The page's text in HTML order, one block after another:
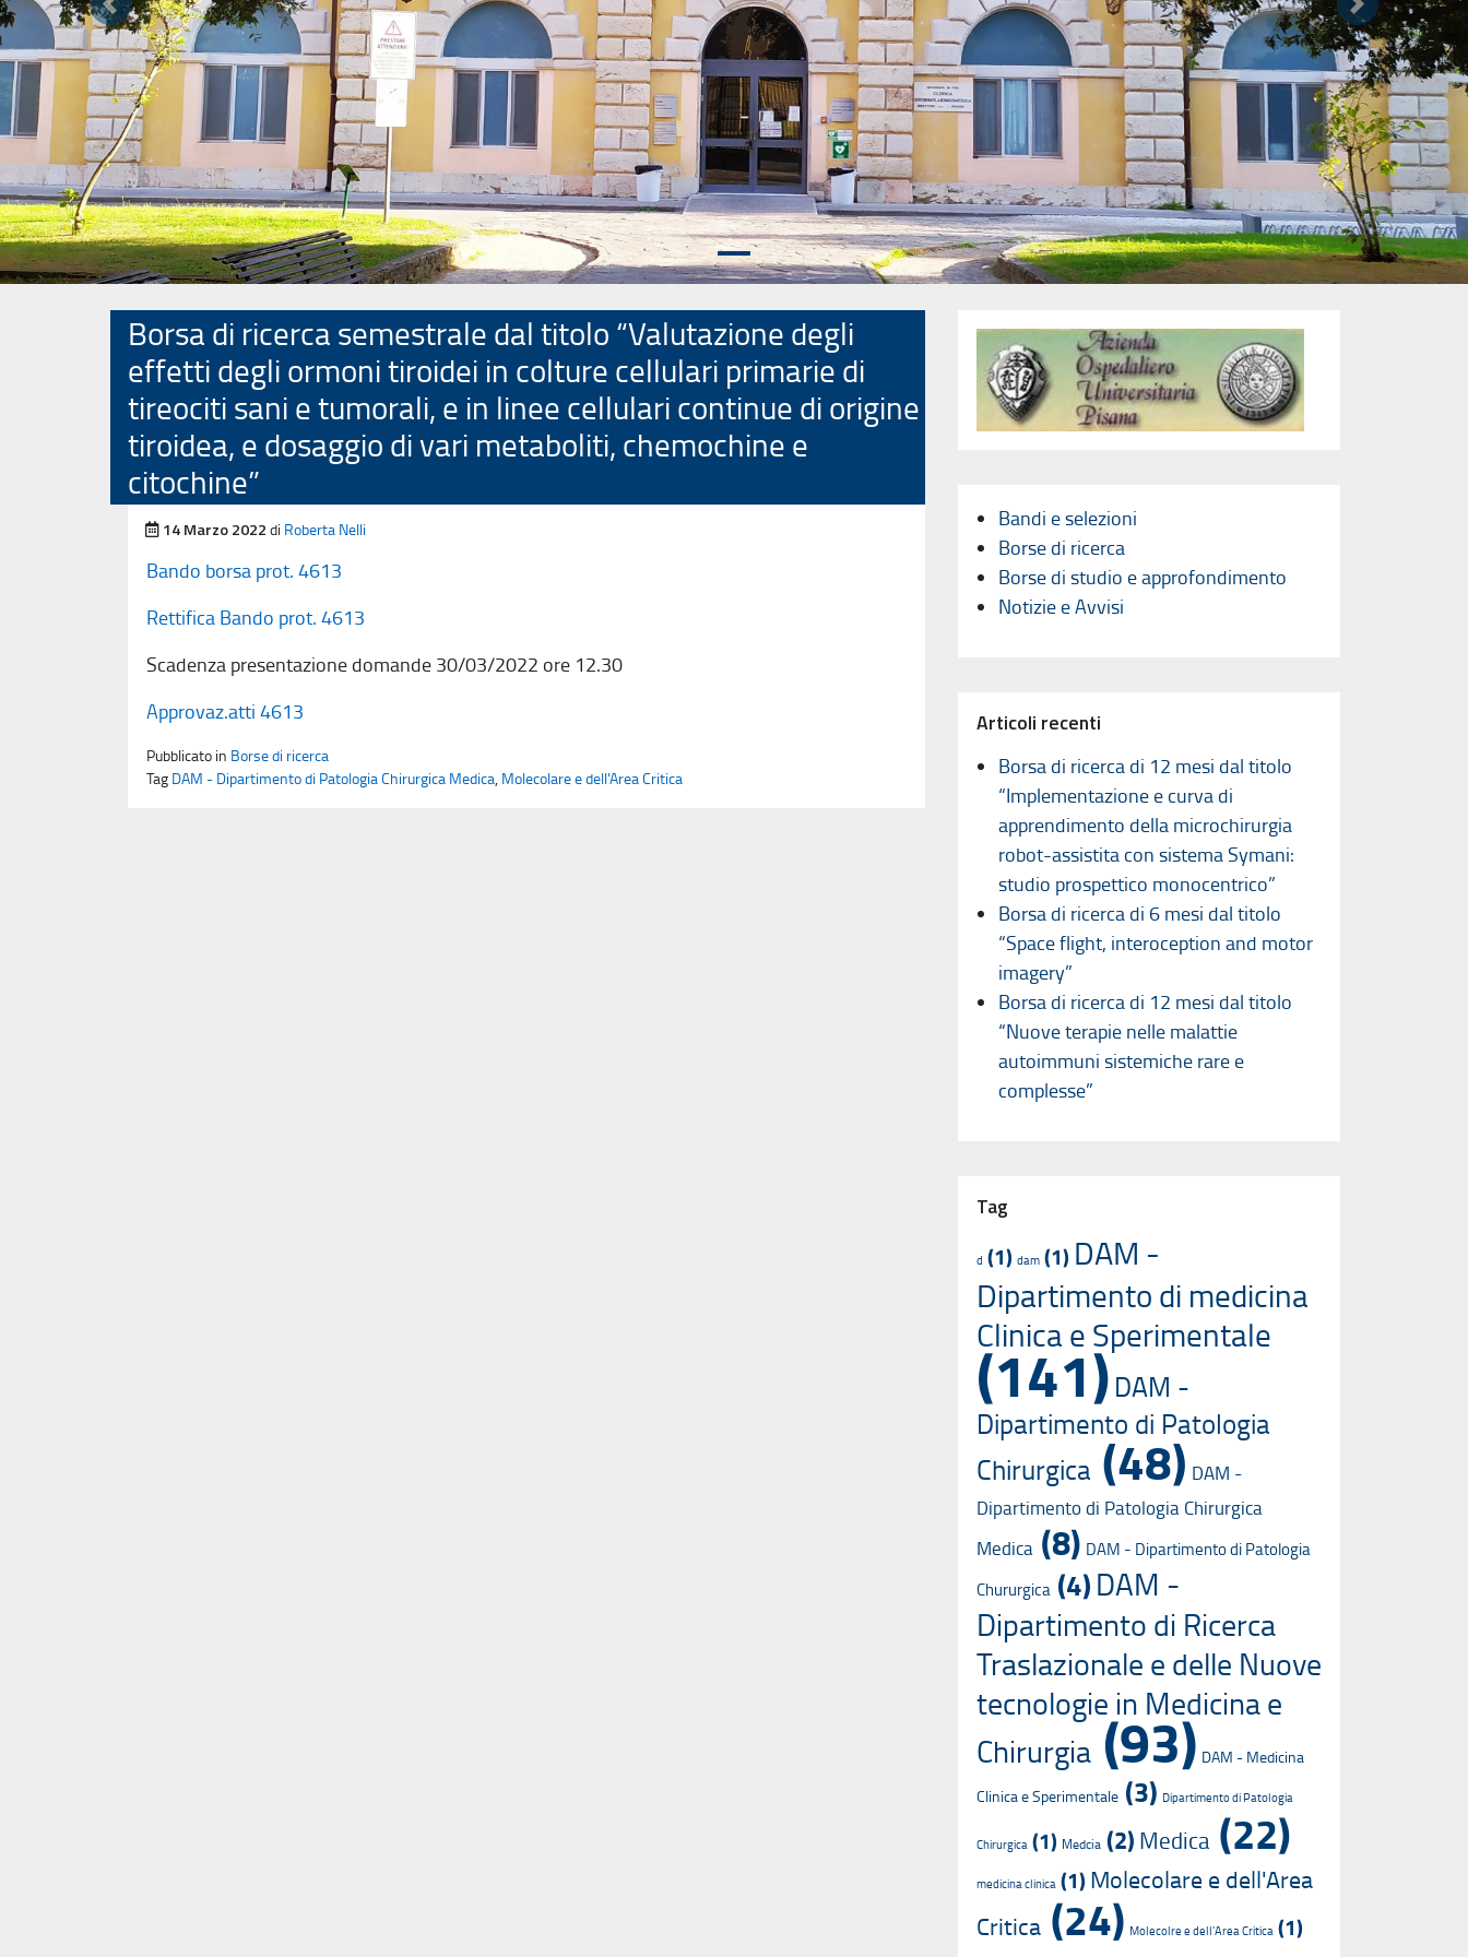
Precedente Successivo
Borsa di ricerca semestrale dal titolo “Valutazione degli
effetti degli ormoni tiroidei in colture cellulari primarie di
tireociti sani e tumorali, e in linee cellulari continue di origine
tiroidea, e dosaggio di vari metaboliti, chemochine e
citochine”
Pubblicato il
14 Marzo 2022 di Roberta Nelli
Bando borsa prot. 4613
Rettifica Bando prot. 4613
Scadenza presentazione domande 30/03/2022 ore 12.30
Approvaz.atti 4613
Pubblicato in Borse di ricerca
Tag DAM - Dipartimento di Patologia Chirurgica Medica Molecolare e dell'Area Critica
Bandi e selezioni
Borse di ricerca
Borse di studio e approfondimento
Notizie e Avvisi
Articoli recenti
Borsa di ricerca di 12 mesi dal titolo
“Implementazione e curva di
apprendimento della microchirurgia
robot-assistita con sistema Symani:
studio prospettico monocentrico”
Borsa di ricerca di 6 mesi dal titolo
“Space flight, interoception and motor
imagery”
Borsa di ricerca di 12 mesi dal titolo
“Nuove terapie nelle malattie
autoimmuni sistemiche rare e
complesse”
Tag
d (1) dam (1) DAM -
Dipartimento di medicina
Clinica e Sperimentale
(141) DAM -
Dipartimento di Patologia
Chirurgica (48) DAM -
Dipartimento di Patologia Chirurgica
Medica (8) DAM - Dipartimento di Patologia
Chururgica (4)DAM -
Dipartimento di Ricerca
Traslazionale e delle Nuove
tecnologie in Medicina e
Chirurgia(93) DAM - Medicina
Clinica e Sperimentale (3) Dipartimento di Patologia
Chirurgica (1) Medcia (2) Medica (22)
medicina clinica (1)Molecolare e dell'Area
Critica (24) Molecolre e dell'Area Critica (1)